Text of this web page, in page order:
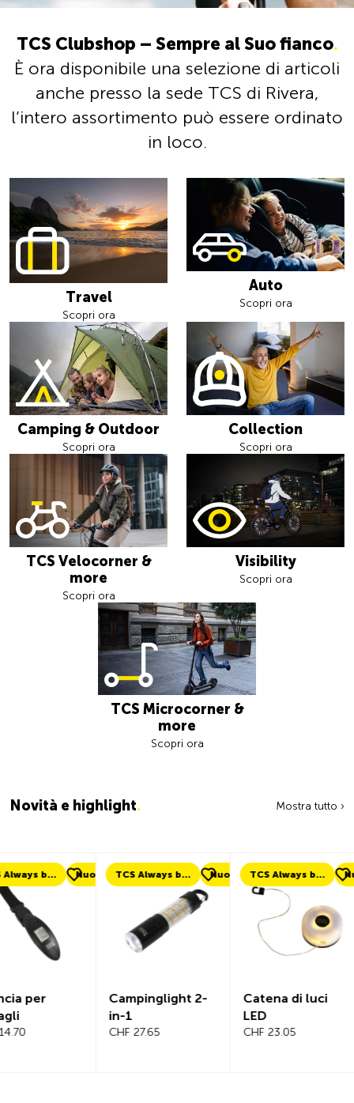
TCS Clubshop – Sempre al Suo fianco.
È ora disponibile una selezione di articoli
anche presso la sede TCS di Rivera,
l’intero assortimento può essere ordinato
in loco.
Travel
Scopri ora
Auto
Scopri ora
Camping & Outdoor
Scopri ora
Collection
Scopri ora
TCS Velocorner &
more
Scopri ora
Visibility
Scopri ora
TCS Microcorner &
more
Scopri ora
Novità e highlight. Mostra tutto ›
TCS Always by my side Nuovo
Campinglight 2-
CHF 27.65
TCS Always by my side Nuovo
Catena di luci
CHF 23.05
Nuovo
Beeline
Bicicletta